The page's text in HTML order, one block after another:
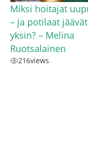
Miksi hoitajat
– ja potilaat jäävät
yksin? – Melina
Ruotsalainen
216views